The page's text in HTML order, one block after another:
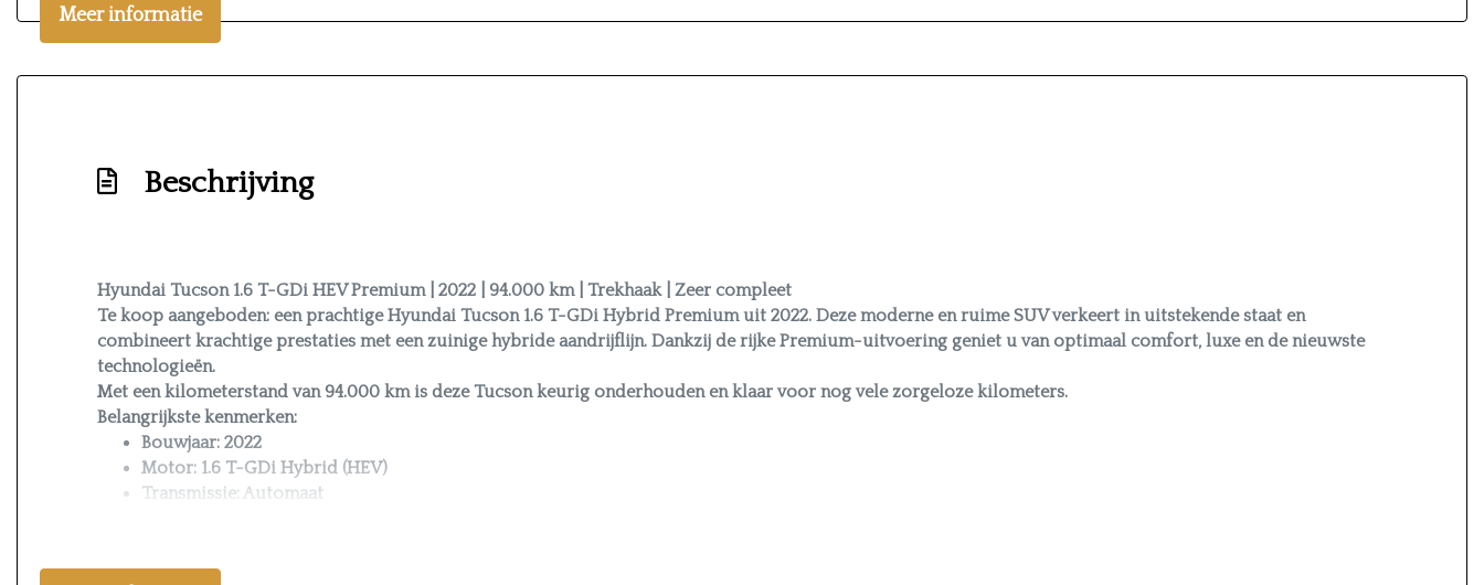
Elektronisch stabiliteits programma
Kruisend verkeer detectie
Rondomzicht camera
Schakelpaddles
Uitstap waarschuwing
Vervolgbotsing preventie
Volledig digitaal instrumentenpaneel
Zij airbag(s) voor
Achterbank in delen neerklapbaar
Parkeersensor voor
Meer informatie
Beschrijving
Hyundai Tucson 1.6 T-GDi HEV Premium | 2022 | 94.000 km | Trekhaak | Zeer compleet
Te koop aangeboden: een prachtige Hyundai Tucson 1.6 T-GDi Hybrid Premium uit 2022. Deze moderne en ruime SUV verkeert in uitstekende staat en
combineert krachtige prestaties met een zuinige hybride aandrijflijn. Dankzij de rijke Premium-uitvoering geniet u van optimaal comfort, luxe en de nieuwste
technologieën.
Met een kilometerstand van 94.000 km is deze Tucson keurig onderhouden en klaar voor nog vele zorgeloze kilometers.
Belangrijkste kenmerken:
Bouwjaar: 2022
Motor: 1.6 T-GDi Hybrid (HEV)
Transmissie: Automaat
Trekhaak aanwezig